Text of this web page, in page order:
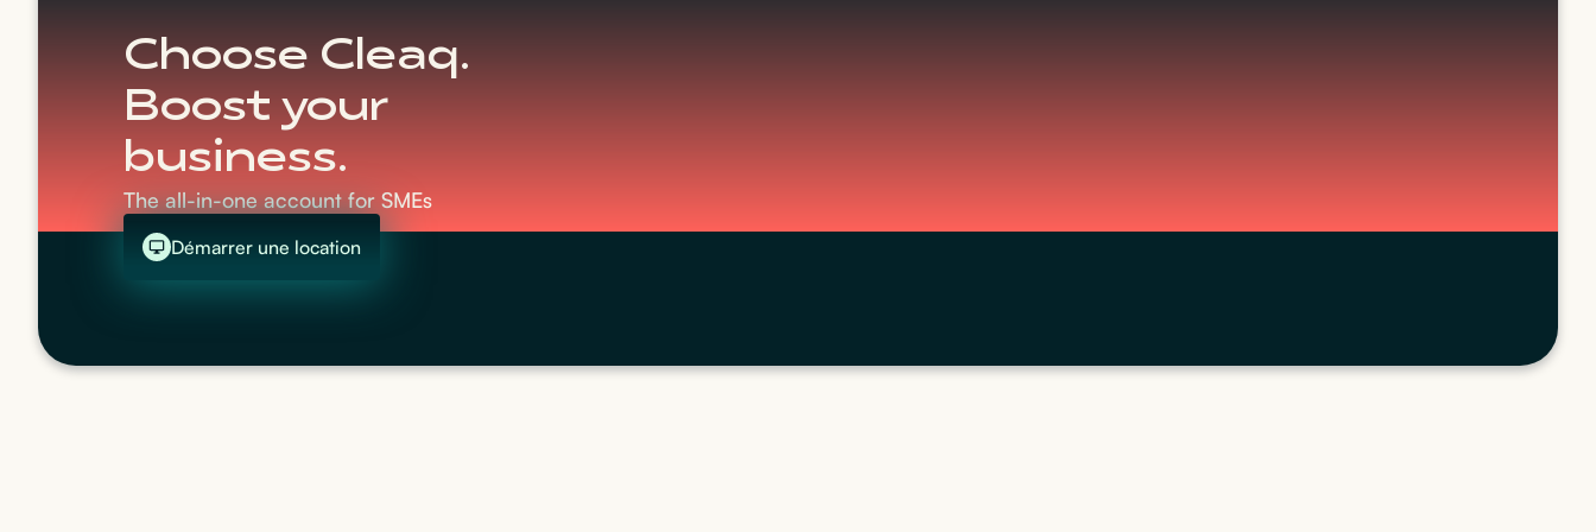
Choose Cleaq.
Boost your
business.
The all-in-one account for SMEs
Démarrer une location